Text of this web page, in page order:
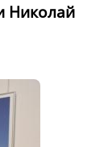
Николай